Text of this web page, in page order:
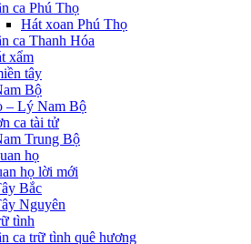
ca Phú Thọ
Hát xoan Phú Thọ
ca Thanh Hóa
xẩm
tây
Bộ
– Lý Nam Bộ
ca tài tử
Trung Bộ
họ
họ lời mới
Bắc
Nguyên
tình
ca trữ tình quê hương